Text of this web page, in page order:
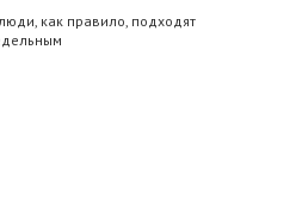
как правило, подходят